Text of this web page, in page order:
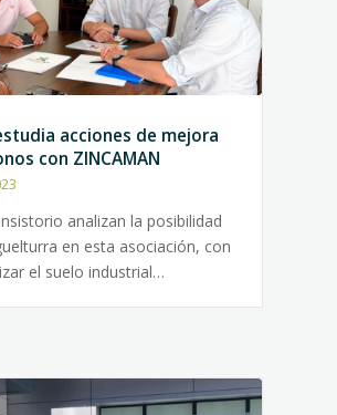
acciones de mejora
con ZINCAMAN
analizan la posibilidad
en esta asociación, con
el suelo industrial…